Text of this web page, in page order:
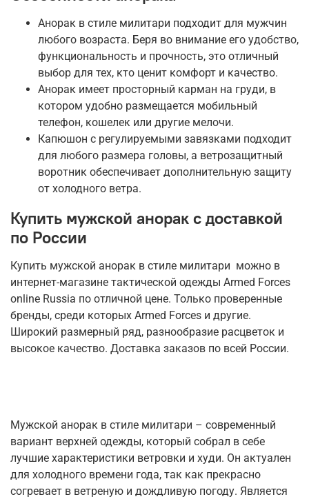
Анорак в стиле милитари подходит для мужчин
любого возраста. Беря во внимание его удобство,
функциональность и прочность, это отличный
выбор для тех, кто ценит комфорт и качество.
Анорак имеет просторный карман на груди, в
котором удобно размещается мобильный
телефон, кошелек или другие мелочи.
Капюшон с регулируемыми завязками подходит
для любого размера головы, а ветрозащитный
воротник обеспечивает дополнительную защиту
от холодного ветра.
Купить мужской анорак с доставкой
по России
Купить мужской анорак в стиле милитари можно в
интернет-магазине тактической одежды Armed Forces
online Russia по отличной цене. Только проверенные
бренды, среди которых Armed Forces и другие.
Широкий размерный ряд, разнообразие расцветок и
высокое качество. Доставка заказов по всей России.
Мужской анорак в стиле милитари – современный
вариант верхней одежды, который собрал в себе
лучшие характеристики ветровки и худи. Он актуален
для холодного времени года, так как прекрасно
согревает в ветреную и дождливую погоду. Является